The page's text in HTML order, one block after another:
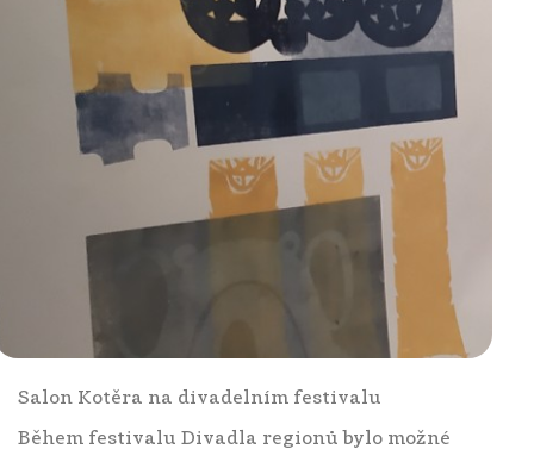
Salon Kotěra na divadelním festivalu
Během festivalu Divadla regionů bylo možné